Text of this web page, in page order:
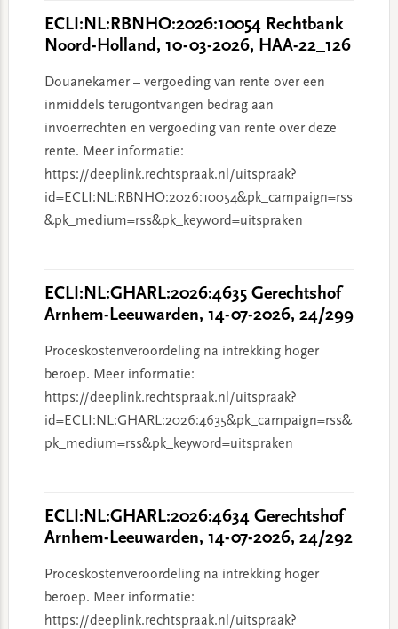
ECLI:NL:RBNHO:2026:10054 Rechtbank
Noord-Holland, 10-03-2026, HAA-22_126
Douanekamer – vergoeding van rente over een
inmiddels terugontvangen bedrag aan
invoerrechten en vergoeding van rente over deze
rente. Meer informatie:
https://deeplink.rechtspraak.nl/uitspraak?
id=ECLI:NL:RBNHO:2026:10054&pk_campaign=rss
&pk_medium=rss&pk_keyword=uitspraken
ECLI:NL:GHARL:2026:4635 Gerechtshof
Arnhem-Leeuwarden, 14-07-2026, 24/299
Proceskostenveroordeling na intrekking hoger
beroep. Meer informatie:
https://deeplink.rechtspraak.nl/uitspraak?
id=ECLI:NL:GHARL:2026:4635&pk_campaign=rss&
pk_medium=rss&pk_keyword=uitspraken
ECLI:NL:GHARL:2026:4634 Gerechtshof
Arnhem-Leeuwarden, 14-07-2026, 24/292
Proceskostenveroordeling na intrekking hoger
beroep. Meer informatie:
https://deeplink.rechtspraak.nl/uitspraak?